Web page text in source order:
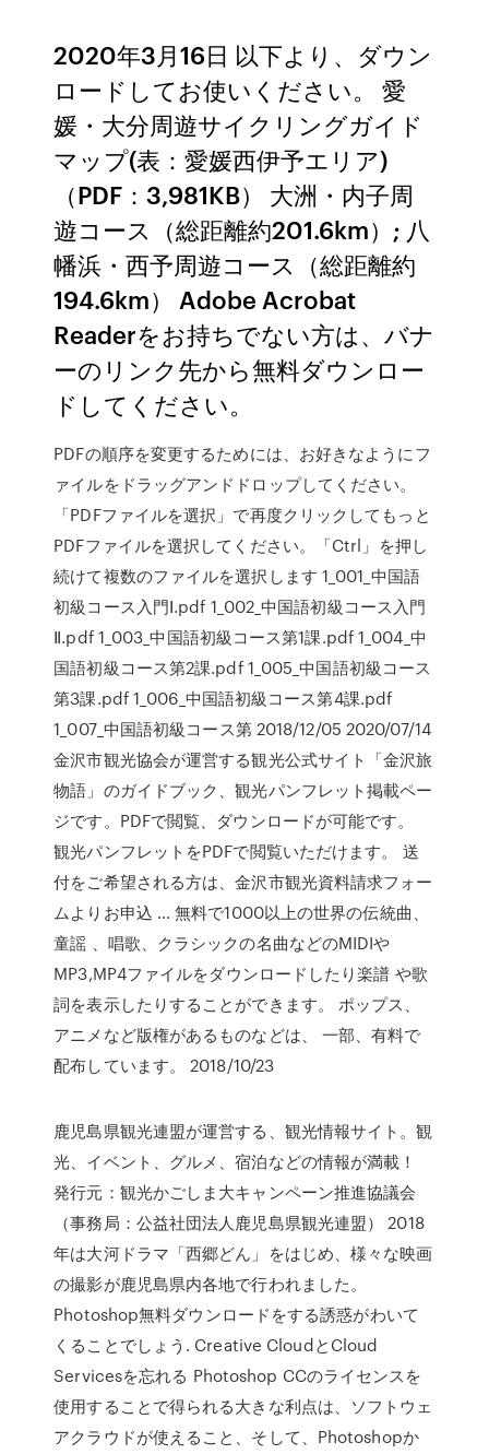
2020年3月16日 以下より、ダウン
ロードしてお使いください。 愛
媛・大分周遊サイクリングガイド
マップ(表：愛媛西伊予エリア)
（PDF：3,981KB） 大洲・内子周
遊コース（総距離約201.6km）; 八
幡浜・西予周遊コース（総距離約
194.6km） Adobe Acrobat
Readerをお持ちでない方は、バナ
ーのリンク先から無料ダウンロー
ドしてください。
PDFの順序を変更するためには、お好きなようにフ
ァイルをドラッグアンドドロップしてください。
「PDFファイルを選択」で再度クリックしてもっと
PDFファイルを選択してください。「Ctrl」を押し
続けて複数のファイルを選択します 1_001_中国語
初級コース入門Ⅰ.pdf 1_002_中国語初級コース入門
Ⅱ.pdf 1_003_中国語初級コース第1課.pdf 1_004_中
国語初級コース第2課.pdf 1_005_中国語初級コース
第3課.pdf 1_006_中国語初級コース第4課.pdf
1_007_中国語初級コース第 2018/12/05 2020/07/14
金沢市観光協会が運営する観光公式サイト「金沢旅
物語」のガイドブック、観光パンフレット掲載ペー
ジです。PDFで閲覧、ダウンロードが可能です。
観光パンフレットをPDFで閲覧いただけます。 送
付をご希望される方は、金沢市観光資料請求フォー
ムよりお申込 … 無料で1000以上の世界の伝統曲、
童謡 、唱歌、クラシックの名曲などのMIDIや
MP3,MP4ファイルをダウンロードしたり楽譜 や歌
詞を表示したりすることができます。 ポップス、
アニメなど版権があるものなどは、 一部、有料で
配布しています。 2018/10/23
鹿児島県観光連盟が運営する、観光情報サイト。観
光、イベント、グルメ、宿泊などの情報が満載！
発行元：観光かごしま大キャンペーン推進協議会
（事務局：公益社団法人鹿児島県観光連盟） 2018
年は大河ドラマ「西郷どん」をはじめ、様々な映画
の撮影が鹿児島県内各地で行われました。
Photoshop無料ダウンロードをする誘惑がわいて
くることでしょう. Creative CloudとCloud
Servicesを忘れる Photoshop CCのライセンスを
使用することで得られる大きな利点は、ソフトウェ
アクラウドが使えること、そして、Photoshopか